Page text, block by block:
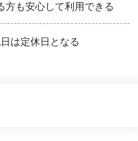
方も安心して利用できる
は定休日となる